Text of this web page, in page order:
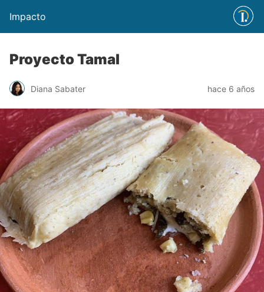
Impacto
Proyecto Tamal
Diana Sabater hace 6 años